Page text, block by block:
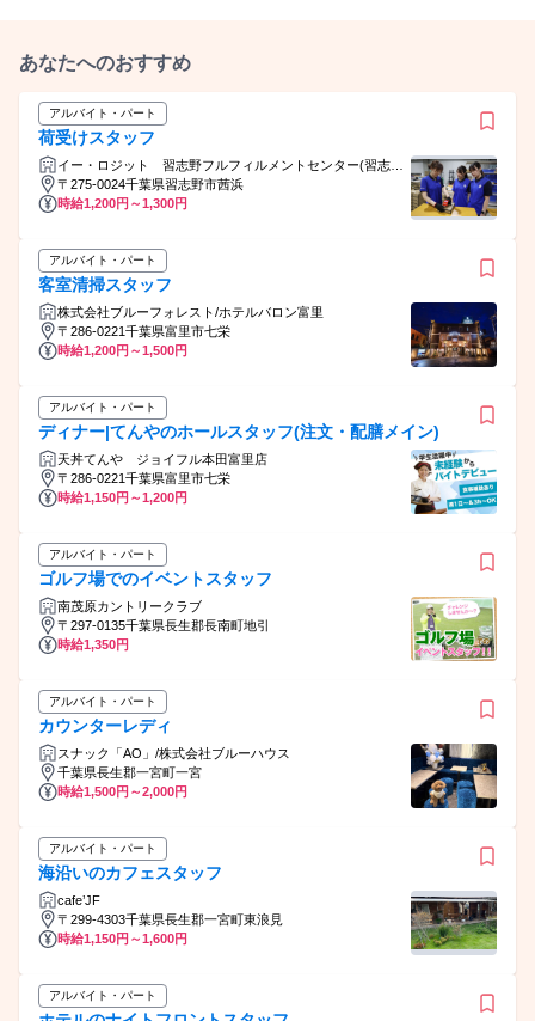
あなたへのおすすめ
アルバイト・パート
荷受けスタッフ
イー・ロジット 習志野フルフィルメントセンター(習志野
FC)
〒275-0024千葉県習志野市茜浜
時給1,200円～1,300円
アルバイト・パート
客室清掃スタッフ
株式会社ブルーフォレスト/ホテルバロン富里
〒286-0221千葉県富里市七栄
時給1,200円～1,500円
アルバイト・パート
ディナー|てんやのホールスタッフ(注文・配膳メイン)
天丼てんや ジョイフル本田富里店
〒286-0221千葉県富里市七栄
時給1,150円～1,200円
アルバイト・パート
ゴルフ場でのイベントスタッフ
南茂原カントリークラブ
〒297-0135千葉県長生郡長南町地引
時給1,350円
アルバイト・パート
カウンターレディ
スナック「AO」/株式会社ブルーハウス
千葉県長生郡一宮町一宮
時給1,500円～2,000円
アルバイト・パート
海沿いのカフェスタッフ
cafe’JF
〒299-4303千葉県長生郡一宮町東浪見
時給1,150円～1,600円
アルバイト・パート